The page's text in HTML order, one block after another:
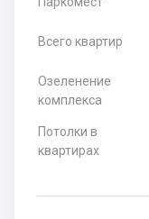
Всего квартир
Озеленение
комплекса
Потолки в
квартирах